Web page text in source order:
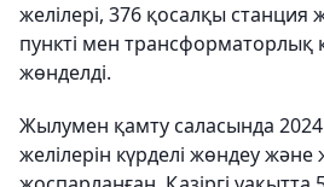
желілері, 376 қосалқы станция
пункті мен трансформаторлық
жөнделді.
Жылумен қамту саласында
желілерін күрделі жөндеу